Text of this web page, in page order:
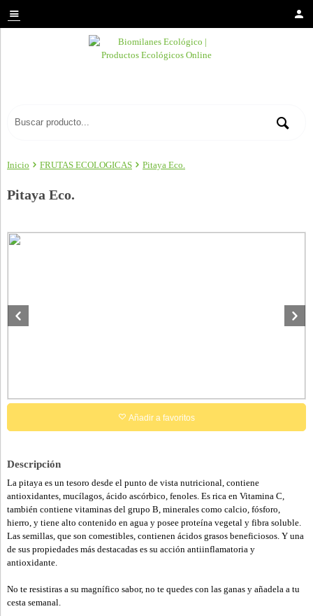
Inicio FRUTAS ECOLOGICAS Pitaya Eco.
Pitaya Eco.
Añadir a favoritos
Descripción
La pitaya es un tesoro desde el punto de vista nutricional, contiene
antioxidantes, mucílagos, ácido ascórbico, fenoles. Es rica en Vitamina C,
también contiene vitaminas del grupo B, minerales como calcio, fósforo,
hierro, y tiene alto contenido en agua y posee proteína vegetal y fibra soluble.
Las semillas, que son comestibles, contienen ácidos grasos beneficiosos. Y una
de sus propiedades más destacadas es su acción antiinflamatoria y
antioxidante.
No te resistiras a su magnífico sabor, no te quedes con las ganas y añadela a tu
cesta semanal.